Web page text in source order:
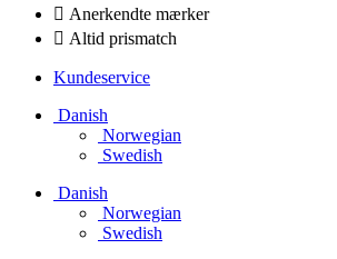
Anerkendte mærker
Altid prismatch
Kundeservice
Danish
Norwegian
Swedish
Danish
Norwegian
Swedish